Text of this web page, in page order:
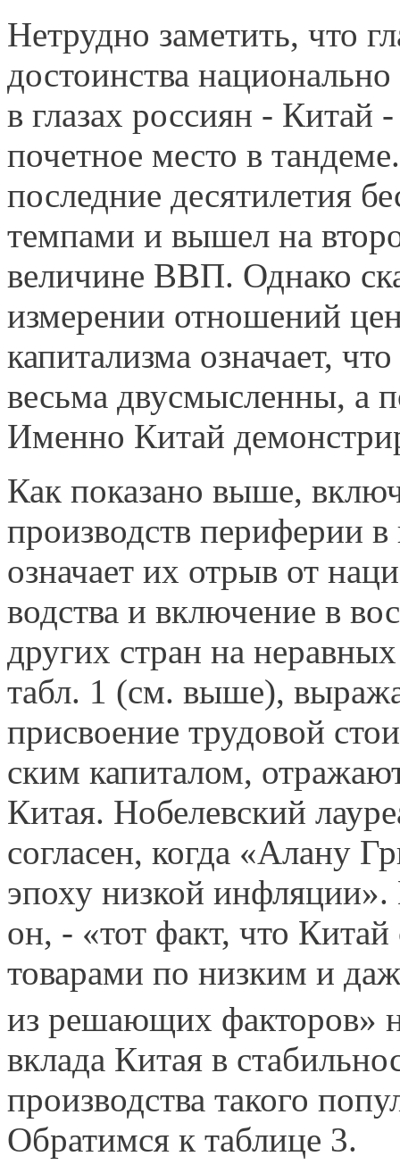
Нетрудно заметить, что
достоинства
в глазах россиян - Китай
почетное место в
последние десятилетия
темпами и вышел на
величине ВВП. Однако
измерении отношений
капитализма означает,
весьма двусмысленны, а
Именно Китай
Как показано выше,
производств периферии
означает их отрыв от
водства и включение в
других стран на
табл. 1 (см. выше),
присвоение трудовой
ским капиталом,
Китая. Нобелевский
согласен, когда «Алану
эпоху низкой инфляции».
он, - «тот факт, что
товарами по низким и
из решающих факторов»
вклада Китая в
производства такого
Обратимся к таблице 3.